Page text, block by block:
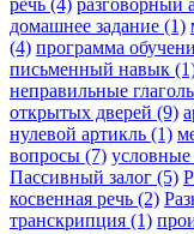
домашнее задание (1)
(4) программа
письменный навык
неправильные
открытых дверей (9)
нулевой артикль (1)
вопросы (7)
Пассивный залог (5)
косвенная речь (2)
транскрипция (1)